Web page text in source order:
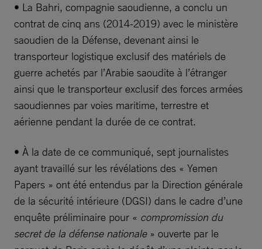
• La Bahri, compagnie saoudienne, a conclu un
contrat de cinq ans (2014-2019) avec le ministère
saoudien de la Défense, devenant ainsi le
transporteur logistique exclusif des matériels de
guerre achetés par l’Arabie saoudite à l’étranger
ainsi que le transporteur exclusif des forces armées
saoudiennes par voies maritime, terrestre et
aérienne pendant la durée de ce contrat.
• À la date de ce communiqué, sept journalistes
ayant travaillé sur les révélations des « Yemen
Papers » ont été entendus par la Direction générale
de la sécurité intérieure (DGSI) dans le cadre d’une
enquête préliminaire pour « compromission du
secret de la défense nationale» ouverte par le